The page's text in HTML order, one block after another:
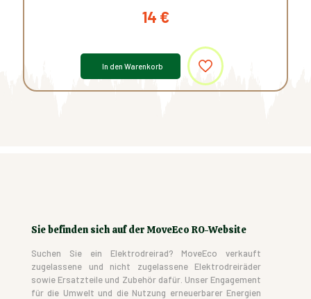
14 €
In den Warenkorb
Sie befinden sich auf der MoveEco RO-Website
Suchen Sie ein Elektrodreirad? MoveEco verkauft
zugelassene und nicht zugelassene Elektrodreiräder
sowie Ersatzteile und Zubehör dafür. Unser Engagement
für die Umwelt und die Nutzung erneuerbarer Energien